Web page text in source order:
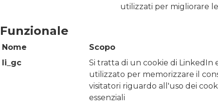
utilizzati per migliorare
Funzionale
Nome
Scopo
li_gc
Si tratta di un cookie di LinkedIn
utilizzato per memorizzare il
visitatori riguardo all'uso dei
essenziali